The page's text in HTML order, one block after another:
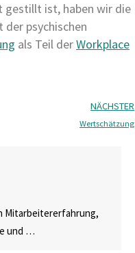
gestillt ist, haben wir die
der psychischen
als Teil derWorkplace
NÄCHSTER
Wertschätzung
Mitarbeitererfahrung,
und …